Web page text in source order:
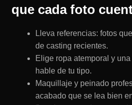
que cada foto
Lleva referencias: fotos
de casting recientes.
Elige ropa atemporal y
hable de tu tipo.
Maquillaje y peinado
acabado que se lea bien